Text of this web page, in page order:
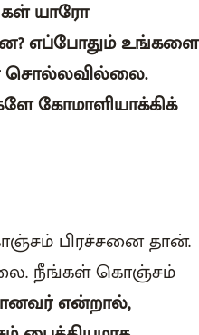
யாரோ
எப்போதும் உங்களை
சொல்லவில்லை.
கோமாளியாக்கிக்
பிரச்சனை தான்.
நீங்கள் கொஞ்சம்
என்றால்,